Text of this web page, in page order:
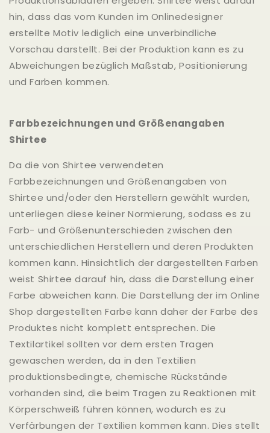
hin, dass das vom Kunden im Onlinedesigner
erstellte Motiv lediglich eine unverbindliche
Vorschau darstellt. Bei der Produktion kann es zu
Abweichungen bezüglich Maßstab, Positionierung
und Farben kommen.
Farbbezeichnungen und Größenangaben
Shirtee
Da die von Shirtee verwendeten
Farbbezeichnungen und Größenangaben von
Shirtee und/oder den Herstellern gewählt wurden,
unterliegen diese keiner Normierung, sodass es zu
Farb- und Größenunterschieden zwischen den
unterschiedlichen Herstellern und deren Produkten
kommen kann. Hinsichtlich der dargestellten Farben
weist Shirtee darauf hin, dass die Darstellung einer
Farbe abweichen kann. Die Darstellung der im Online
Shop dargestellten Farbe kann daher der Farbe des
Produktes nicht komplett entsprechen. Die
Textilartikel sollten vor dem ersten Tragen
gewaschen werden, da in den Textilien
produktionsbedingte, chemische Rückstände
vorhanden sind, die beim Tragen zu Reaktionen mit
Körperschweiß führen können, wodurch es zu
Verfärbungen der Textilien kommen kann. Dies stellt